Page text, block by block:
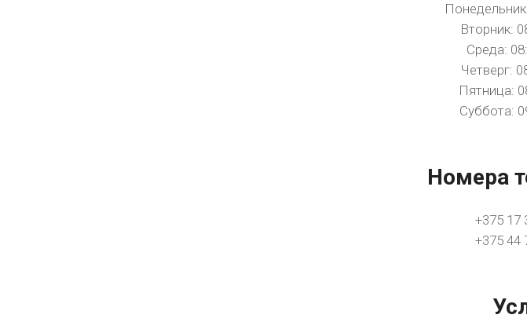
Вторник:
Среда:
Четверг:
Пятница:
Суббота:
Номера
+375 17
+375 44